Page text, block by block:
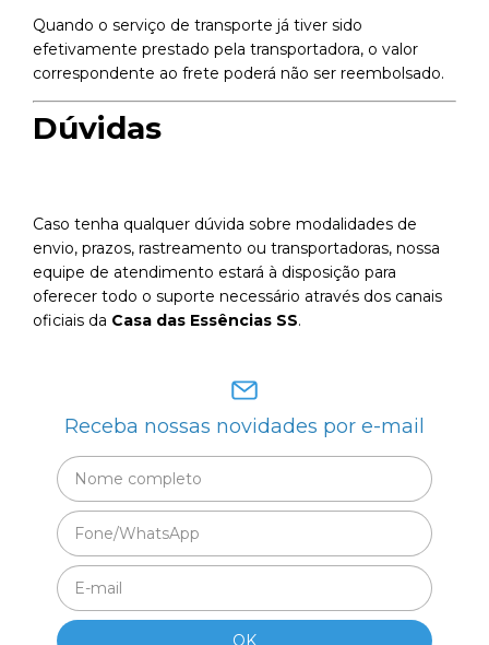
Quando o serviço de transporte já tiver sido
efetivamente prestado pela transportadora, o valor
correspondente ao frete poderá não ser reembolsado.
Dúvidas
Caso tenha qualquer dúvida sobre modalidades de
envio, prazos, rastreamento ou transportadoras, nossa
equipe de atendimento estará à disposição para
oferecer todo o suporte necessário através dos canais
oficiais da Casa das Essências SS.
Receba nossas novidades por e-mail